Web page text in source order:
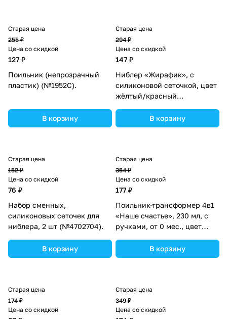
Старая цена
255 ₽
Цена со скидкой
127 ₽
Поильник (непрозрачный
пластик) (№1952С).
В корзину
Старая цена
294 ₽
Цена со скидкой
147 ₽
Ниблер «Жирафик», с
силиконовой сеточкой, цвет
жёлтый/красный
В корзину
Старая цена
152 ₽
Цена со скидкой
76 ₽
Набор сменных,
силиконовых сеточек для
ниблера, 2 шт (№4702704).
В корзину
Старая цена
354 ₽
Цена со скидкой
177 ₽
Поильник-трансформер 4в1
«Наше счастье», 230 мл, с
ручками, от 0 мес., цвет
В корзину
Старая цена
174 ₽
Цена со скидкой
Старая цена
349 ₽
Цена со скидкой